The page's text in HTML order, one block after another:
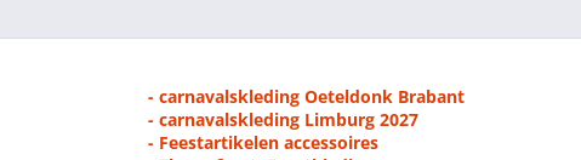
- carnavalskleding Oeteldonk Brabant
- carnavalskleding Limburg 2027
- Feestartikelen accessoires